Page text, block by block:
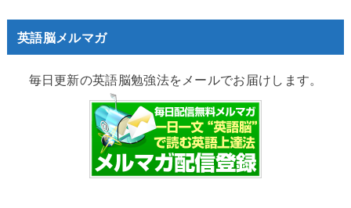
英語脳メルマガ
毎日更新の英語脳勉強法をメールでお届けします。